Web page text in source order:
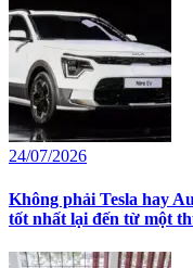
24/07/2026
Không phải Tesla hay
tốt nhất lại đến từ một